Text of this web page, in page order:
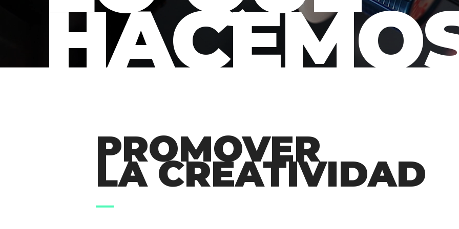
PROMOVER
LA CREATIVIDAD